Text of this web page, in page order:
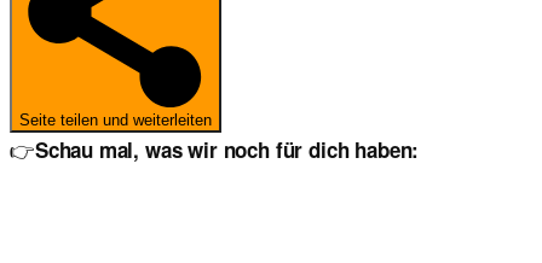
Seite teilen und weiterleiten
👉Schau mal, was wir noch für dich haben: